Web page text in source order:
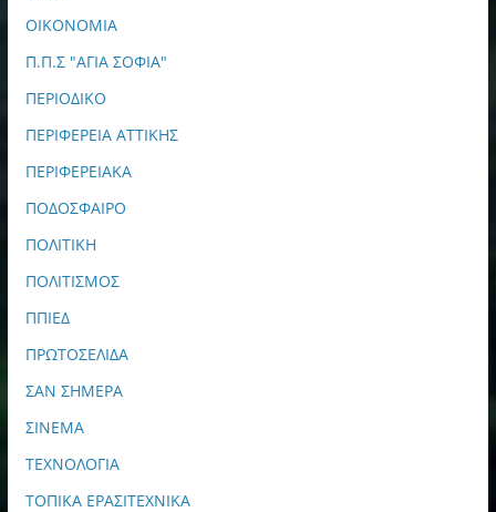
ΟΙΚΟΝΟΜΙΑ
Π.Π.Σ "ΑΓΙΑ ΣΟΦΙΑ"
ΠΕΡΙΟΔΙΚΟ
ΠΕΡΙΦΕΡΕΙΑ ΑΤΤΙΚΗΣ
ΠΕΡΙΦΕΡΕΙΑΚΑ
ΠΟΔΟΣΦΑΙΡΟ
ΠΟΛΙΤΙΚΗ
ΠΟΛΙΤΙΣΜΟΣ
ΠΠΙΕΔ
ΠΡΩΤΟΣΕΛΙΔΑ
ΣΑΝ ΣΗΜΕΡΑ
ΣΙΝΕΜΑ
ΤΕΧΝΟΛΟΓΙΑ
ΤΟΠΙΚΑ ΕΡΑΣΙΤΕΧΝΙΚΑ